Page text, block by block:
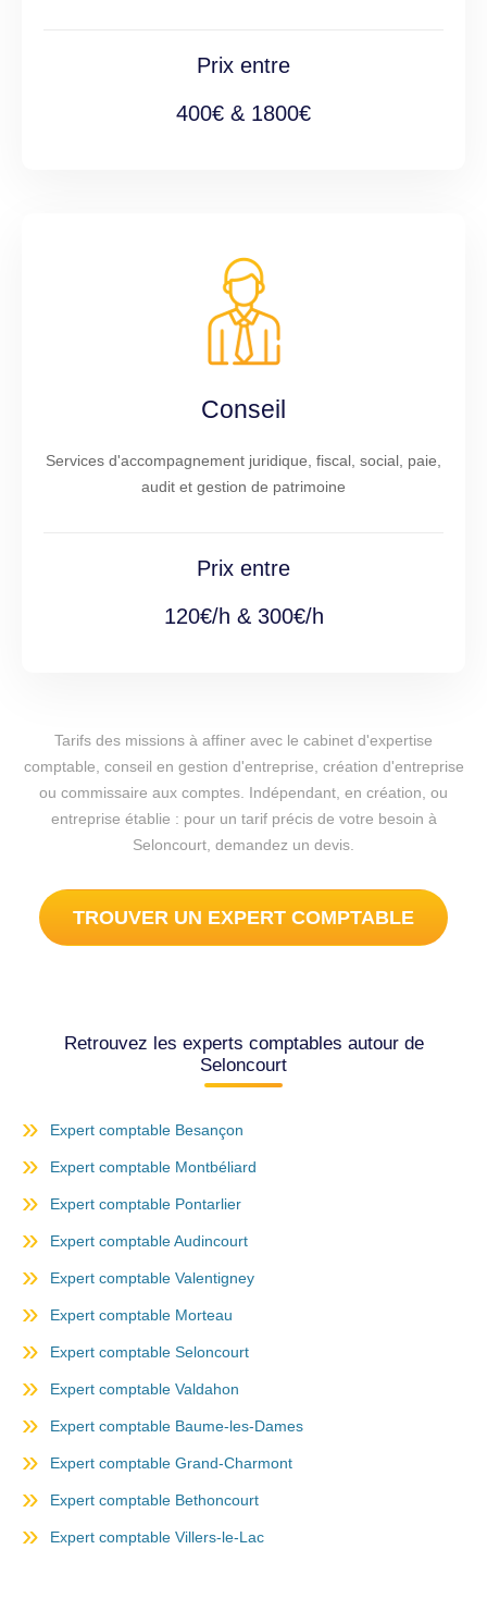
Prix entre
400€ & 1800€
Conseil
Services d'accompagnement juridique, fiscal, social, paie,
audit et gestion de patrimoine
Prix entre
120€/h & 300€/h
Tarifs des missions à affiner avec le cabinet d'expertise
comptable, conseil en gestion d'entreprise, création d'entreprise
ou commissaire aux comptes. Indépendant, en création, ou
entreprise établie : pour un tarif précis de votre besoin à
Seloncourt, demandez un devis.
TROUVER UN EXPERT COMPTABLE
Retrouvez les experts comptables autour de
Seloncourt
Expert comptable Besançon
Expert comptable Montbéliard
Expert comptable Pontarlier
Expert comptable Audincourt
Expert comptable Valentigney
Expert comptable Morteau
Expert comptable Seloncourt
Expert comptable Valdahon
Expert comptable Baume-les-Dames
Expert comptable Grand-Charmont
Expert comptable Bethoncourt
Expert comptable Villers-le-Lac